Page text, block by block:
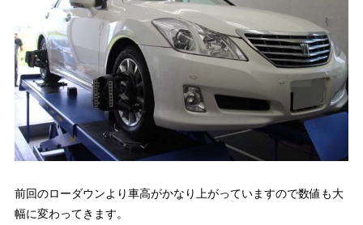
前回のローダウンより車高がかなり上がっていますので数値も大
幅に変わってきます。